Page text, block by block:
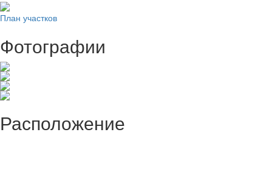
План участков
Фотографии
Расположение